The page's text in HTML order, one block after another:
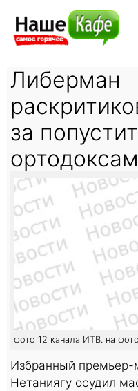
Либерман
за
ортодоксам
фото 12 канала ИТВ. на
Избранный премьер-
Нетаниягу осудил